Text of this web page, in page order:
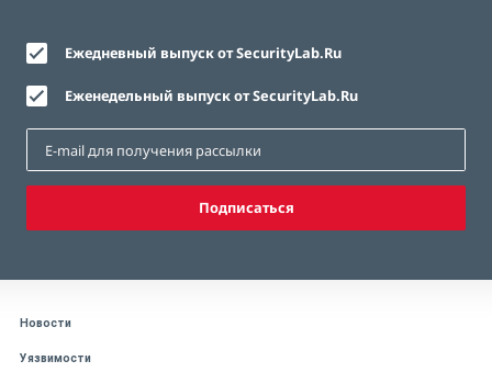
Ежедневный выпуск от SecurityLab.Ru
Еженедельный выпуск от SecurityLab.Ru
Подписаться
Новости
Уязвимости